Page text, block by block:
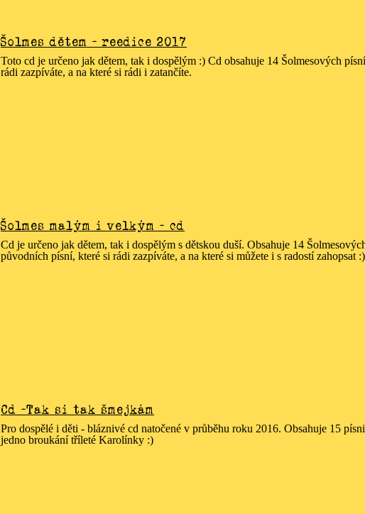
Šolmes dětem - reedice 2017
Toto cd je určeno jak dětem, tak i dospělým :) Cd obsahuje 14 Šolmesových
rádi zazpíváte, a na které si rádi i zatančíte.
Šolmes malým i velkým - cd
Cd je určeno jak dětem, tak i dospělým s dětskou duší. Obsahuje 14
původních písní, které si rádi zazpíváte, a na které si můžete i s radostí zahopsat :)
Cd -Tak si tak šmejkám
Pro dospělé i děti - bláznivé cd natočené v průběhu roku 2016. Obsahuje 15
jedno broukání tříleté Karolínky :)